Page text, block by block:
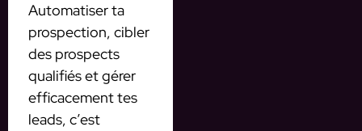
Automatiser ta
prospection, cibler
des prospects
qualifiés et gérer
efficacement tes
leads, c’est